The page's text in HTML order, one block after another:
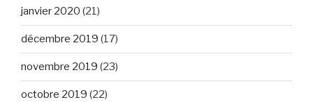
janvier 2020 (21)
décembre 2019 (17)
novembre 2019 (23)
octobre 2019 (22)